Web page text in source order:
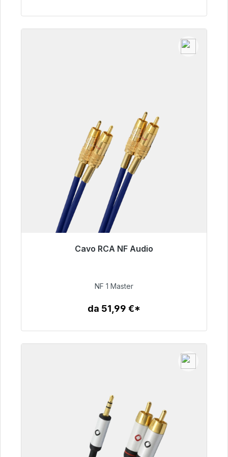
Cavo RCA NF Audio
Pronto per la spedizione immediata, tempo di
99,00 €
NF 1 Master
da 51,99 €*